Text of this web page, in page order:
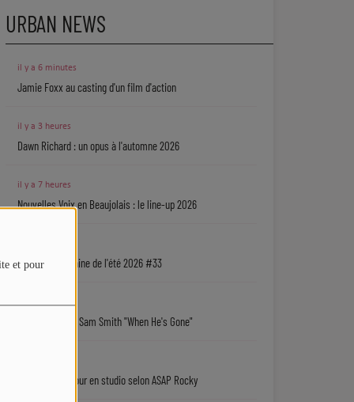
et pour
URBAN NEWS
il y a 6 minutes
Jamie Foxx au casting d'un film d'action
il y a 3 heures
Dawn Richard : un opus à l'automne 2026
il y a 7 heures
Nouvelles Voix en Beaujolais : le line-up 2026
La playlist urbaine de l'été 2026 #33
Coup de cœur : Sam Smith "When He's Gone"
Rihanna de retour en studio selon ASAP Rocky